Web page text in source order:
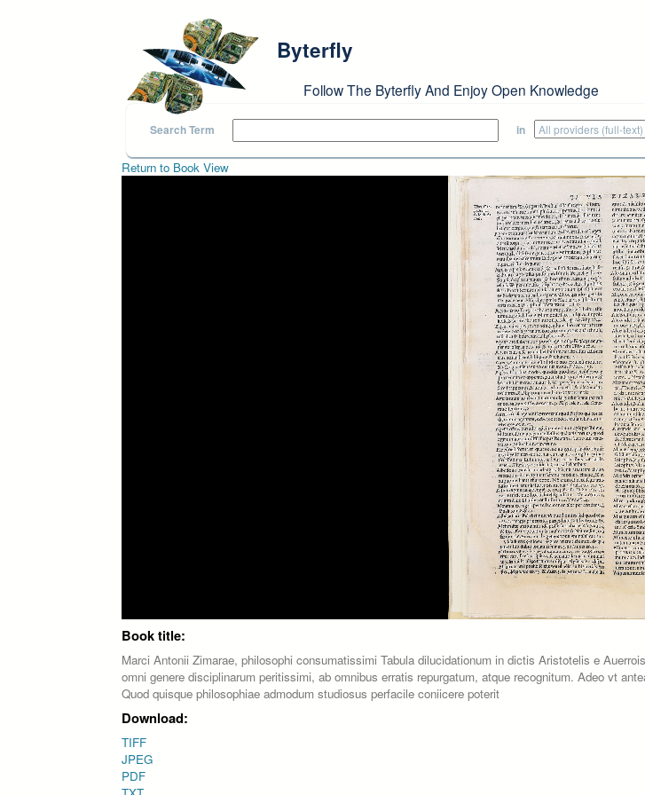
Byterfly
Follow The Byterfly And Enjoy Open Knowledge
Search Term in
Return to Book View
Book title:
Marci Antonii Zimarae, philosophi consumatissimi Tabula dilucidationum in dictis Aristotelis e
omni genere disciplinarum peritissimi, ab omnibus erratis repurgatum, atque recognitum. Adeo vt
Quod quisque philosophiae admodum studiosus perfacile coniicere poterit
Download:
TIFF
JPEG
PDF